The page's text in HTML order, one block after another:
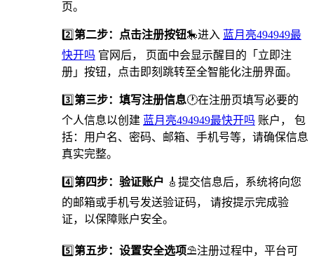
页。
2️⃣第二步：点击注册按钮🎠进入 蓝月亮494949最
快开吗 官网后， 页面中会显示醒目的「立即注
册」按钮，点击即刻跳转至全智能化注册界面。
3️⃣第三步：填写注册信息🕐在注册页填写必要的
个人信息以创建 蓝月亮494949最快开吗 账户， 包
括：用户名、密码、邮箱、手机号等，请确保信息
真实完整。
4️⃣第四步：验证账户 🎸提交信息后，系统将向您
的邮箱或手机号发送验证码， 请按提示完成验
证，以保障账户安全。
5️⃣第五步：设置安全选项⛱️注册过程中，平台可